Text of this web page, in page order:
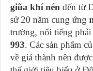
giũa khí nén đến từ
sử 20 năm cung ứng
trường, nổi tiếng phải
993. Các sản phẩm
về giá thành nên